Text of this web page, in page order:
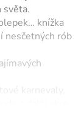
světa.
knížka
nesčetných rób
karnevaly,